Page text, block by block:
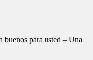
buenos para usted – Una